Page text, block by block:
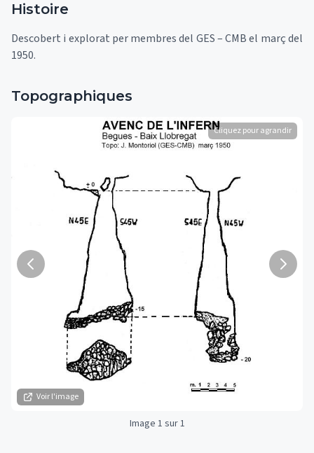
Histoire
Descobert i explorat per membres del GES – CMB el març del
1950.
Topographiques
Voir l'image
Cliquez pour agrandir
Image 1 sur 1